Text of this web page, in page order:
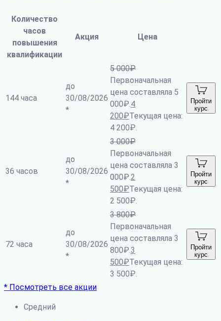
Количество
часов
повышения
квалификации
Акция Цена
144 часа
до
30/08/2026
*
5 000₽
Первоначальная
цена составляла 5
000₽.4
200₽Текущая цена:
4 200₽.
Пройти
курс
36 часов
до
30/08/2026
*
3 000₽
Первоначальная
цена составляла 3
000₽.2
500₽Текущая цена:
2 500₽.
Пройти
курс
72 часа
до
30/08/2026
*
3 800₽
Первоначальная
цена составляла 3
800₽.3
500₽Текущая цена:
3 500₽.
Пройти
курс
* Посмотреть все акции
Средний